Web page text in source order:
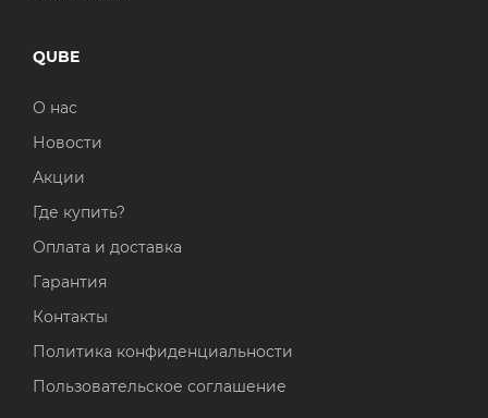
QUBE
О нас
Новости
Акции
Где купить?
Оплата и доставка
Гарантия
Контакты
Политика конфиденциальности
Пользовательское соглашение